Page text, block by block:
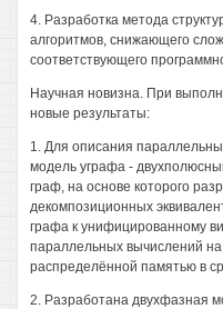
4. Разработка метода
алгоритмов, снижающего
соответствующего
Научная новизна. При
новые результаты:
1. Для описания
модель уграфа -
граф, на основе которого
декомпозиционных
графа к унифицированному
параллельных вычислений
распределённой памятью в
2. Разработана двухфазная